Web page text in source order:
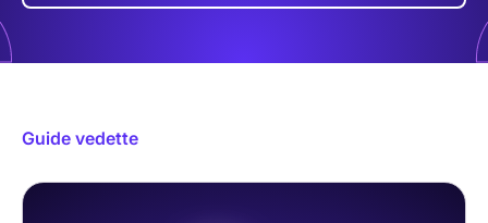
Guide vedette